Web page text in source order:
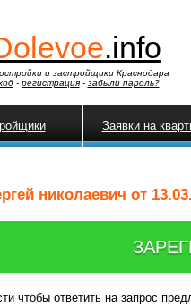
.info
и застройщики Краснодара
- регистрация- забыли пароль?
Заявки на
николаевич от
чтобы ответить на запрос